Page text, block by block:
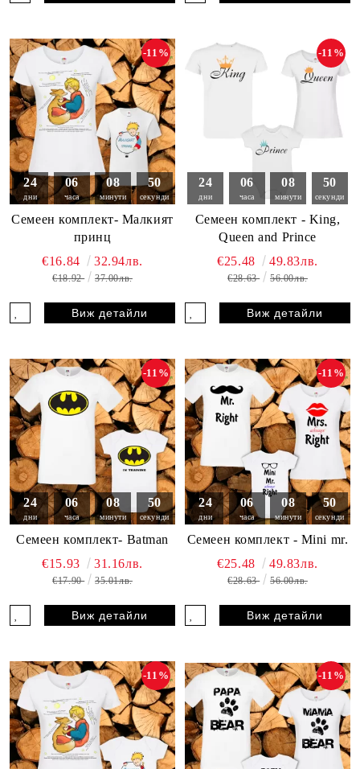
24
дни
06
часа
08
минути
49
секунди
Семеен комплект- Малкият
принц
-11%
€16.84 32.94лв.
€18.92 37.00лв.
Виж детайли
24
дни
06
часа
08
минути
49
секунди
Семеен комплект - King,
Queen and Prince
-11%
€25.48 49.83лв.
€28.63 56.00лв.
Виж детайли
24
дни
06
часа
08
минути
49
секунди
Семеен комплект- Batman
-11%
€15.93 31.16лв.
€17.90 35.01лв.
Виж детайли
24
дни
06
часа
08
минути
49
секунди
Семеен комплект - Mini mr.
-11%
€25.48 49.83лв.
€28.63 56.00лв.
Виж детайли
-11% -11%